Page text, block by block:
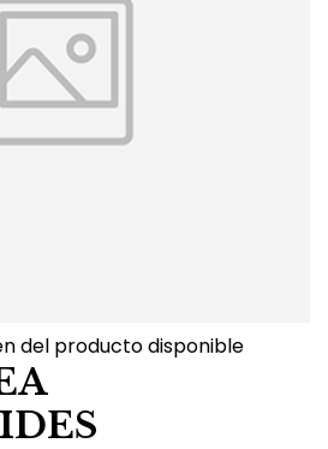
del producto disponible